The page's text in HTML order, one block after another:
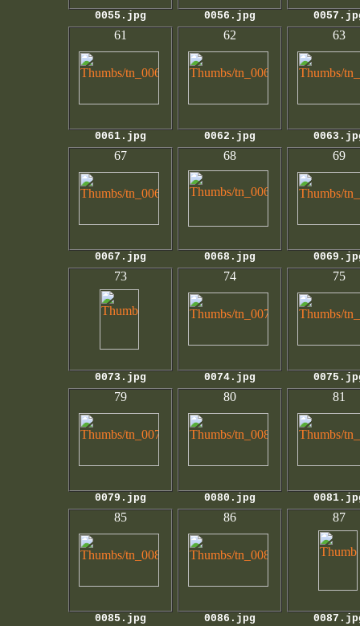
0055.jpg 0056.jpg
61
0061.jpg
62
0062.jpg
63
67
0067.jpg
68
0068.jpg
69
73
0073.jpg
74
0074.jpg
75
79
0079.jpg
80
0080.jpg
81
85
0085.jpg
86
0086.jpg
87